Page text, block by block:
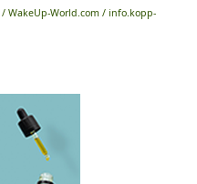
/ WakeUp-World.com / info.kopp-